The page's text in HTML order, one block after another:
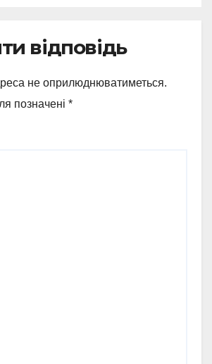
відповідь
не оприлюднюватиметься.
позначені *